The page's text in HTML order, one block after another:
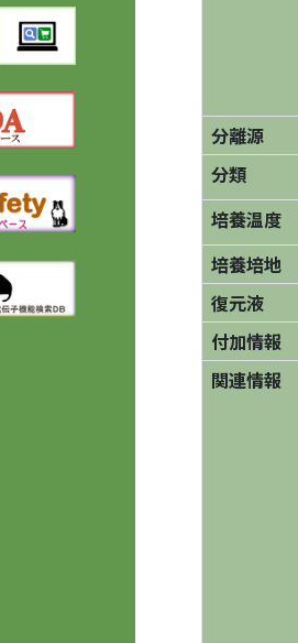
分離源
分類
培養温度
培養培地
復元液
付加情報
関連情報